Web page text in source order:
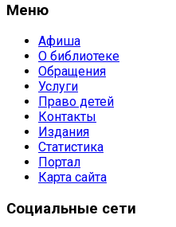
Меню
Афиша
О библиотеке
Обращения
Услуги
Право детей
Контакты
Издания
Статистика
Портал
Карта сайта
Социальные сети